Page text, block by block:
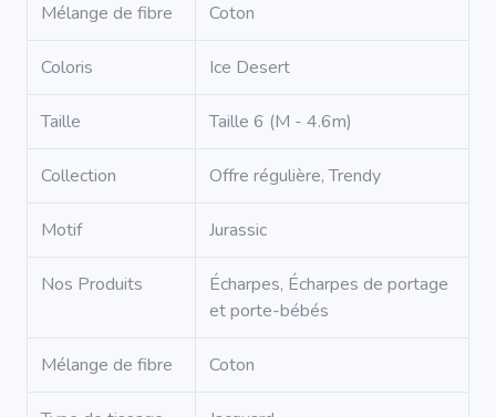
Mélange de fibre Coton
Coloris Ice Desert
Taille Taille 6 (M - 4.6m)
Collection Offre régulière, Trendy
Motif Jurassic
Nos Produits
Écharpes, Écharpes de portage
et porte-bébés
Mélange de fibre Coton